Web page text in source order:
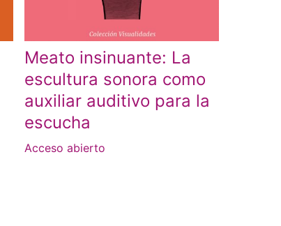
Meato insinuante: La
escultura sonora como
auxiliar auditivo para la
escucha
Acceso abierto